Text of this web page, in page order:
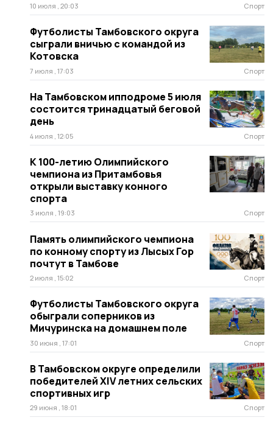
10 июля , 20:03 Спорт
Футболисты Тамбовского округа
сыграли вничью с командой из
Котовска
7 июля , 17:03 Спорт
На Тамбовском ипподроме 5 июля
состоится тринадцатый беговой
день
4 июля , 12:05 Спорт
К 100-летию Олимпийского
чемпиона из Притамбовья
открыли выставку конного
спорта
3 июля , 19:03 Спорт
Память олимпийского чемпиона
по конному спорту из Лысых Гор
почтут в Тамбове
2 июля , 15:02 Спорт
Футболисты Тамбовского округа
обыграли соперников из
Мичуринска на домашнем поле
30 июня , 17:01 Спорт
В Тамбовском округе определили
победителей XIV летних сельских
спортивных игр
29 июня , 18:01 Спорт